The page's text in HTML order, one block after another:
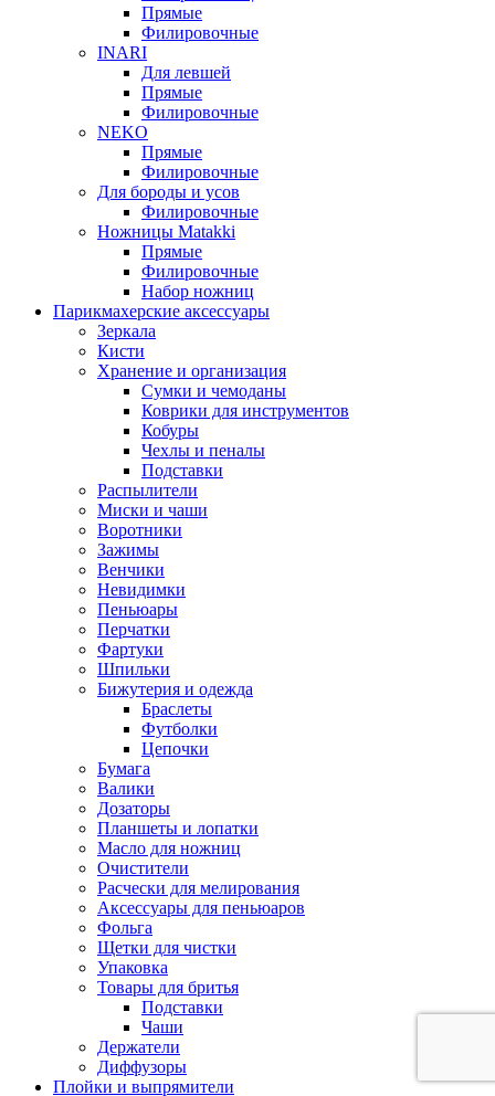
Прямые
Филировочные
INARI
Для левшей
Прямые
Филировочные
NEKO
Прямые
Филировочные
Для бороды и усов
Филировочные
Ножницы Matakki
Прямые
Филировочные
Набор ножниц
Парикмахерские аксессуары
Зеркала
Кисти
Хранение и организация
Сумки и чемоданы
Коврики для инструментов
Кобуры
Чехлы и пеналы
Подставки
Распылители
Миски и чаши
Воротники
Зажимы
Венчики
Невидимки
Пеньюары
Перчатки
Фартуки
Шпильки
Бижутерия и одежда
Браслеты
Футболки
Цепочки
Бумага
Валики
Дозаторы
Планшеты и лопатки
Масло для ножниц
Очистители
Расчески для мелирования
Аксессуары для пеньюаров
Фольга
Щетки для чистки
Упаковка
Товары для бритья
Подставки
Чаши
Держатели
Диффузоры
Плойки и выпрямители